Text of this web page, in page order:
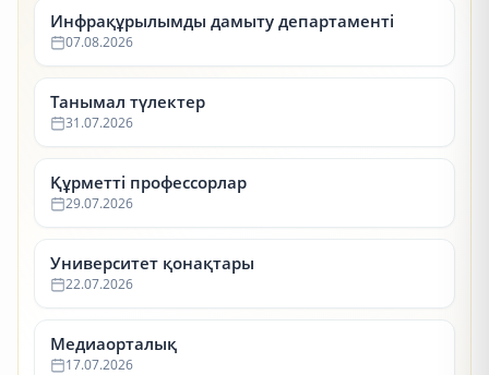
Инфрақұрылымды дамыту департаменті
07.08.2026
Танымал түлектер
31.07.2026
Құрметті профессорлар
29.07.2026
Университет қонақтары
22.07.2026
Медиаорталық
17.07.2026